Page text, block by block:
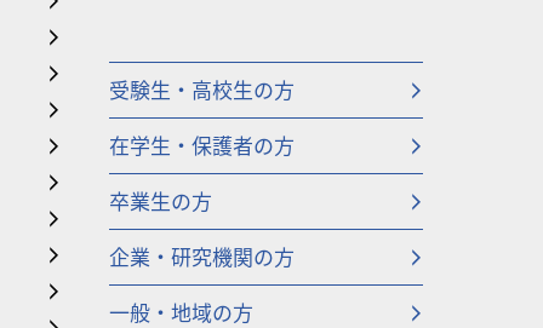
受験生・高校生の方
在学生・保護者の方
卒業生の方
企業・研究機関の方
一般・地域の方